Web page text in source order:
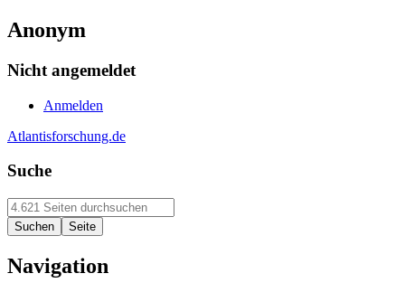
Anonym
Nicht angemeldet
Anmelden
Atlantisforschung.de
Suche
Navigation